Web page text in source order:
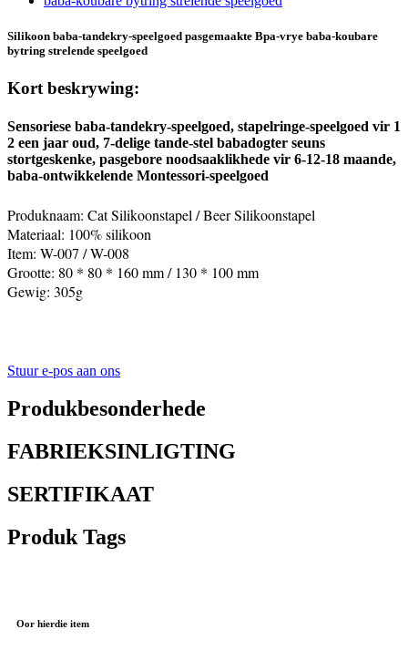
Silikoon baba-tandekry-speelgoed pasgemaakte Bpa-vrye baba-koubare
bytring strelende speelgoed
Kort beskrywing:
Sensoriese baba-tandekry-speelgoed, stapelringe-speelgoed vir 1
2 een jaar oud, 7-delige tande-stel babadogter seuns
stortgeskenke, pasgebore noodsaaklikhede vir 6-12-18 maande,
baba-ontwikkelende Montessori-speelgoed
Produknaam: Cat Silikoonstapel / Beer Silikoonstapel
Materiaal: 100% silikoon
Item: W-007 / W-008
Grootte: 80 * 80 * 160 mm / 130 * 100 mm
Gewig: 305g
Stuur e-pos aan ons
Produkbesonderhede
FABRIEKSINLIGTING
SERTIFIKAAT
Produk Tags
Oor hierdie item